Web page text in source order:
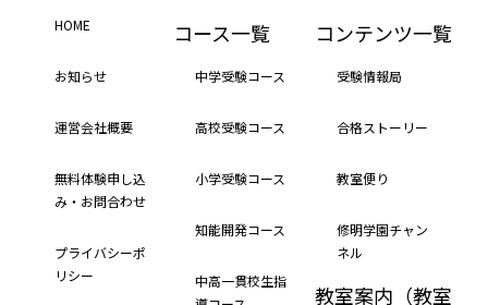
HOME
お知らせ
運営会社概要
無料体験申し込
み・お問合わせ
プライバシーポ
リシー
コース一覧
中学受験コース
高校受験コース
小学受験コース
知能開発コース
中高一貫校生指
コンテンツ一覧
受験情報局
合格ストーリー
教室便り
修明学園チャン
ネル
教室案内（教室